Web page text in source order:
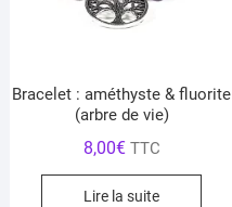
Bracelet : améthyste & fluorite
(arbre de vie)
8,00€ TTC
Lire la suite